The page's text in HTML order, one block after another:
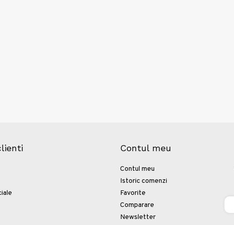
Contul meu
Contul meu
Istoric comenzi
Favorite
Comparare
Newsletter